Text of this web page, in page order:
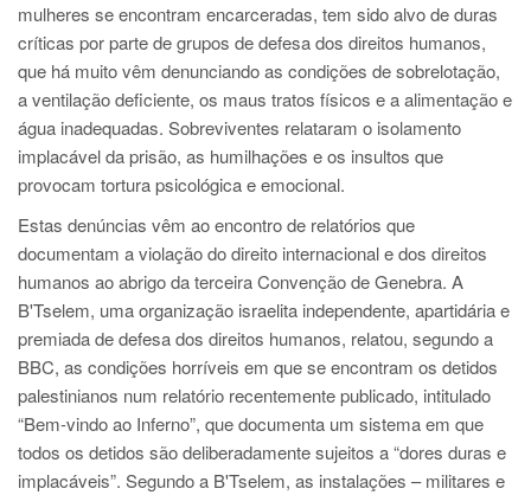
mulheres se encontram encarceradas, tem sido alvo de duras
críticas por parte de grupos de defesa dos direitos humanos,
que há muito vêm denunciando as condições de sobrelotação,
a ventilação deficiente, os maus tratos físicos e a alimentação e
água inadequadas. Sobreviventes relataram o isolamento
implacável da prisão, as humilhações e os insultos que
provocam tortura psicológica e emocional.
Estas denúncias vêm ao encontro de relatórios que
documentam a violação do direito internacional e dos direitos
humanos ao abrigo da terceira Convenção de Genebra. A
B'Tselem, uma organização israelita independente, apartidária e
premiada de defesa dos direitos humanos, relatou, segundo a
BBC, as condições horríveis em que se encontram os detidos
palestinianos num relatório recentemente publicado, intitulado
“Bem-vindo ao Inferno”, que documenta um sistema em que
todos os detidos são deliberadamente sujeitos a “dores duras e
implacáveis”. Segundo a B'Tselem, as instalações – militares e